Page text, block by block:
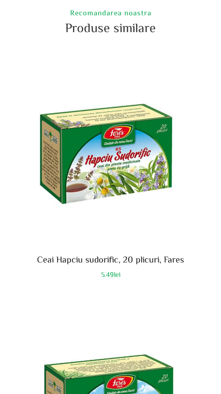
Recomandarea noastra
Produse similare
Ceai Hapciu sudorific, 20 plicuri, Fares
5.49lei